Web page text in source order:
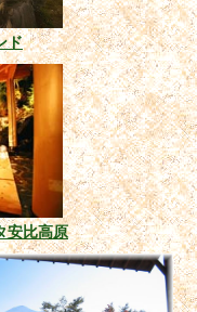
ド
安比高原